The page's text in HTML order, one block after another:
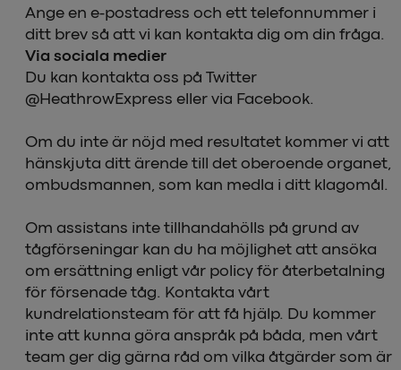
Ange en e-postadress och ett telefonnummer i
ditt brev så att vi kan kontakta dig om din fråga.
Via sociala medier
Du kan kontakta oss på Twitter
@HeathrowExpress eller via Facebook.
Om du inte är nöjd med resultatet kommer vi att
hänskjuta ditt ärende till det oberoende organet,
ombudsmannen, som kan medla i ditt klagomål.
Om assistans inte tillhandahölls på grund av
tågförseningar kan du ha möjlighet att ansöka
om ersättning enligt vår policy för återbetalning
för försenade tåg. Kontakta vårt
kundrelationsteam för att få hjälp. Du kommer
inte att kunna göra anspråk på båda, men vårt
team ger dig gärna råd om vilka åtgärder som är